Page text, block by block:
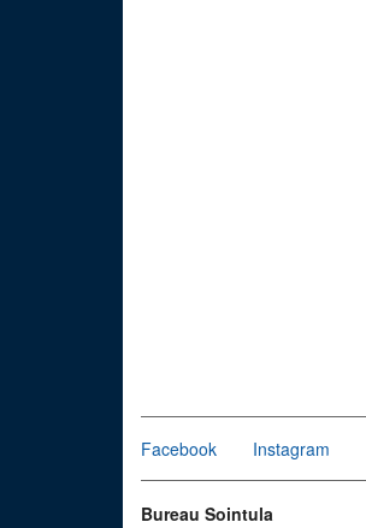
Facebook Instagram
Bureau Sointula